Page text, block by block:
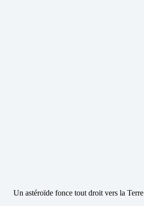
Un astéroïde fonce tout droit vers la Terre